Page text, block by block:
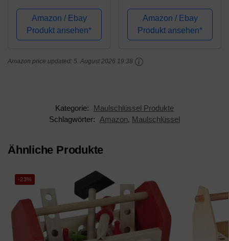
Chrom-Vanadium-
Stahl, Silber
Amazon / Ebay
Produkt ansehen*
Ring Maulschlüssel
Ratschenschlüssel
Ringschlüssel Knarren
Werkzeug Set 72
Amazon / Ebay
Produkt ansehen*
Amazon price updated: 5. August 2026 19:38
Kategorie:
Maulschlüssel Produkte
Schlagwörter:
Amazon, Maulschlüssel
Ähnliche Produkte
-23%